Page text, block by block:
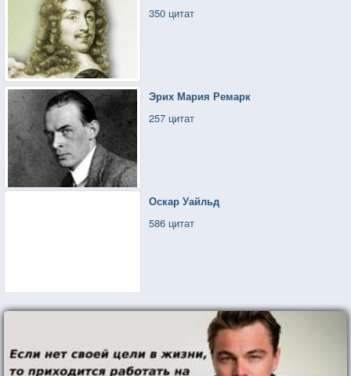
350 цитат
Эрих Мария Ремарк
257 цитат
Оскар Уайльд
586 цитат